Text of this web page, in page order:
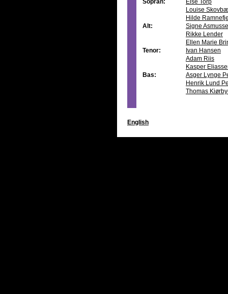
Louise
Hilde
Alt:
Signe
Rikke Lender
Ellen Marie
Tenor:
Ivan Hansen
Adam Riis
Kasper
Bas:
Asger Lynge
Henrik Lund
Thomas
English